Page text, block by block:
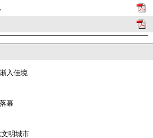
入佳境
幕
明城市